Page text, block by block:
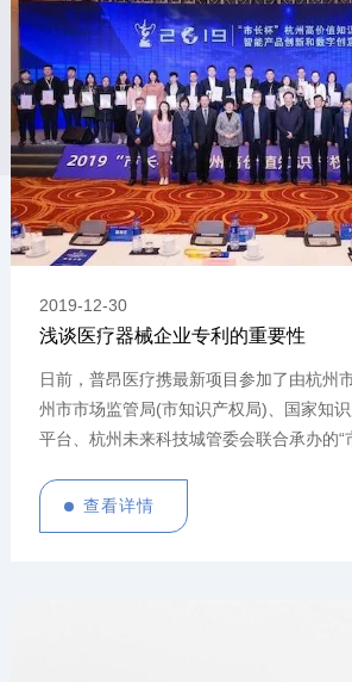
2019-12-30
浅谈医疗器械企业专利的重要性
日前，普昂医疗携最新项目参加了由杭州
州市市场监管局(市知识产权局)、国家知
平台、杭州未来科技城管委会联合承办的“
专利中脱颖获奖。
查看详情